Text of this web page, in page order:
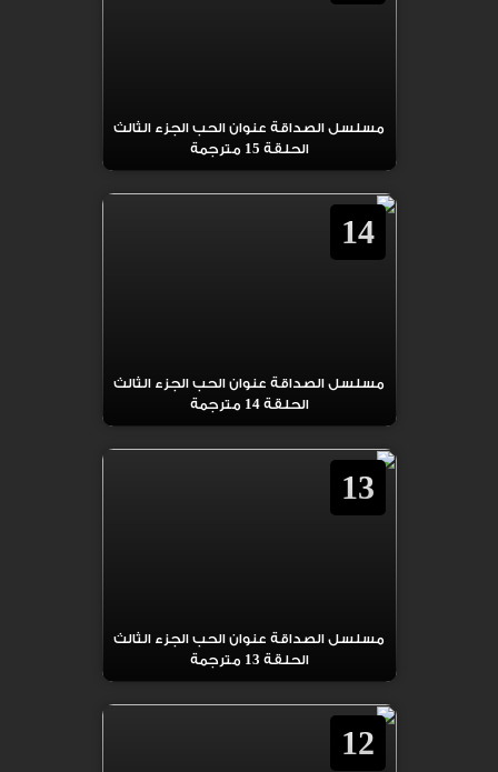
مسلسل الصداقة عنوان الحب الجزء الثالث
الحلقة 15 مترجمة
14
مسلسل الصداقة عنوان الحب الجزء الثالث
الحلقة 14 مترجمة
13
مسلسل الصداقة عنوان الحب الجزء الثالث
الحلقة 13 مترجمة
12